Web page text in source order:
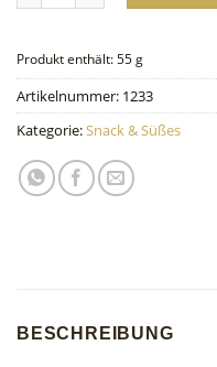
Produkt enthält: 55 g
Artikelnummer: 1233
Kategorie:Snack & Süßes
BESCHREIBUNG